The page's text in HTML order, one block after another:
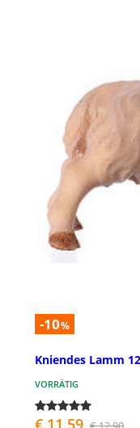
-10%
Kniendes Lamm
VORRÄTIG
€ 11,59